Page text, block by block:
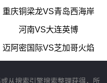
重庆铜梁龙VS青岛西海岸
河南VS大连英博
迈阿密国际VS芝加哥火焰
从搜索引擎搜索整理获得，所